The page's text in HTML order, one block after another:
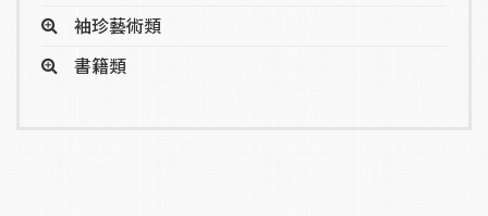
袖珍藝術類
書籍類